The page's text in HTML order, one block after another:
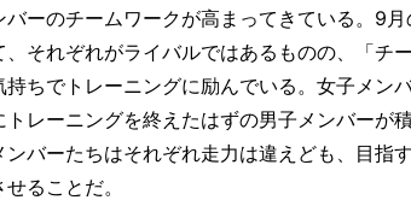
バーのチームワークが高まってきている。9
、それぞれがライバルではあるものの、「チ
持ちでトレーニングに励んでいる。女子メン
トレーニングを終えたはずの男子メンバーが
ンバーたちはそれぞれ走力は違えども、目指
せることだ。